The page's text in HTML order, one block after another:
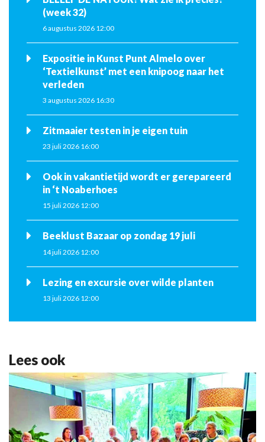
(week 32)
6 augustus 2026 12:00
Expositie in Kunst Punt Almelo over
‘Textielkunst’ met een knipoog naar het
verleden
3 augustus 2026 16:30
Zitmaaier testen in je eigen tuin
23 juli 2026 16:00
Ook in vakantietijd wordt er gerepareerd
in ‘t Noaberhoes
15 juli 2026 12:00
Beeklust Bazaar op zondag 19 juli
14 juli 2026 12:00
Lezing en excursie over wilde planten
13 juli 2026 12:00
Lees ook